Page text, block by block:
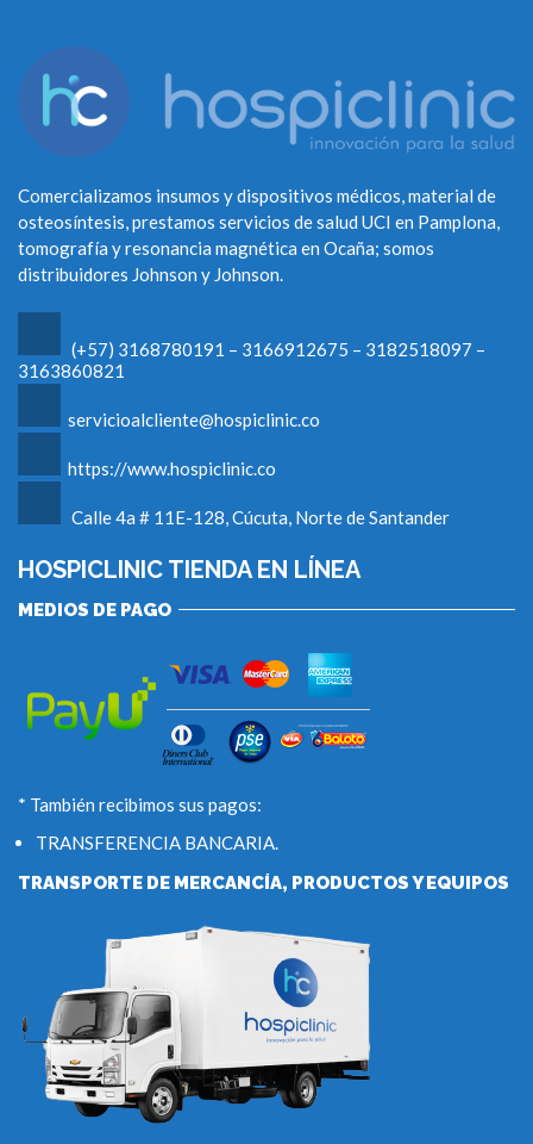
Comercializamos insumos y dispositivos médicos, material de
osteosíntesis, prestamos servicios de salud UCI en Pamplona,
tomografía y resonancia magnética en Ocaña; somos
distribuidores Johnson y Johnson.
(+57) 3168780191 – 3166912675 – 3182518097 –
3163860821
servicioalcliente@hospiclinic.co
https://www.hospiclinic.co
Calle 4a # 11E-128, Cúcuta, Norte de Santander
HOSPICLINIC TIENDA EN LÍNEA
MEDIOS DE PAGO
* También recibimos sus pagos:
TRANSFERENCIA BANCARIA.
TRANSPORTE DE MERCANCÍA, PRODUCTOS Y EQUIPOS